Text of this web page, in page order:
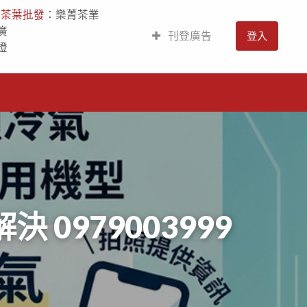
茶葉批發 ：樂菁茶業
刊登廣告 登入
決 0979003999